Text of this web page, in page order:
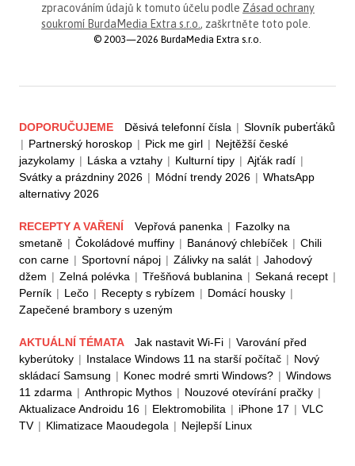
zpracováním údajů k tomuto účelu podle Zásad ochrany
soukromí BurdaMedia Extra s.r.o. , zaškrtněte toto pole.
© 2003—2026 BurdaMedia Extra s.r.o.
DOPORUČUJEME Děsivá telefonní čísla | Slovník puberťáků
| Partnerský horoskop | Pick me girl | Nejtěžší české
jazykolamy | Láska a vztahy | Kulturní tipy | Ajťák radí |
Svátky a prázdniny 2026 | Módní trendy 2026 | WhatsApp
alternativy 2026
RECEPTY A VAŘENÍ Vepřová panenka | Fazolky na
smetaně | Čokoládové muffiny | Banánový chlebíček | Chili
con carne | Sportovní nápoj | Zálivky na salát | Jahodový
džem | Zelná polévka | Třešňová bublanina | Sekaná recept |
Perník | Lečo | Recepty s rybízem | Domácí housky |
Zapečené brambory s uzeným
AKTUÁLNÍ TÉMATA Jak nastavit Wi-Fi | Varování před
kyberútoky | Instalace Windows 11 na starší počítač | Nový
skládací Samsung | Konec modré smrti Windows? | Windows
11 zdarma | Anthropic Mythos | Nouzové otevírání pračky |
Aktualizace Androidu 16 | Elektromobilita | iPhone 17 | VLC
TV | Klimatizace Maoudegola | Nejlepší Linux